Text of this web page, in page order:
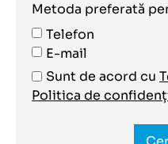
Metoda preferată
Telefon
E-mail
Sunt de acord cu
Politica de